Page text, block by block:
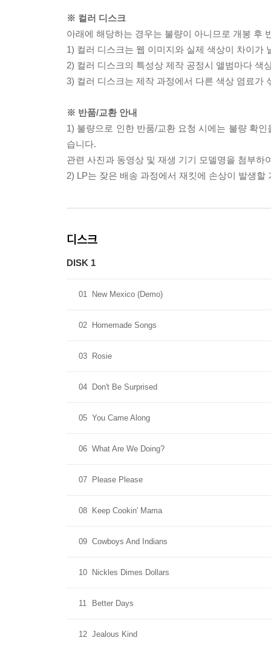
※ 컬러 디스크
아래에 해당하는 경우는 불량이 아니므로 개봉 후
1) 컬러 디스크는 웹 이미지와 실제 색상이 차이가
2) 컬러 디스크의 특성상 제작 공정시 앨범마다 색
3) 컬러 디스크는 제작 과정에서 다른 색상 염료가
※ 반품/교환 안내
1) 불량으로 인한 반품/교환 요청 시에는 불량 확
습니다.
관련 사진과 동영상 및 재생 기기 모델명을 첨부하
2) LP는 잦은 배송 과정에서 재킷에 손상이 발생
디스크
DISK 1
01 New Mexico (Demo)
02 Homemade Songs
03 Rosie
04 Don't Be Surprised
05 You Came Along
06 What Are We Doing?
07 Please Please
08 Keep Cookin' Mama
09 Cowboys And Indians
10 Nickles Dimes Dollars
11 Better Days
12 Jealous Kind